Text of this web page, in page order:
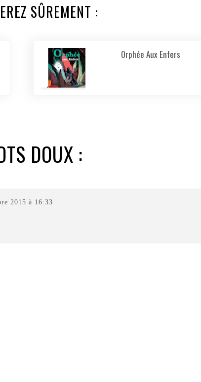
SÛREMENT :
Orphée Aux Enfers
DOUX :
2015 à 16:33